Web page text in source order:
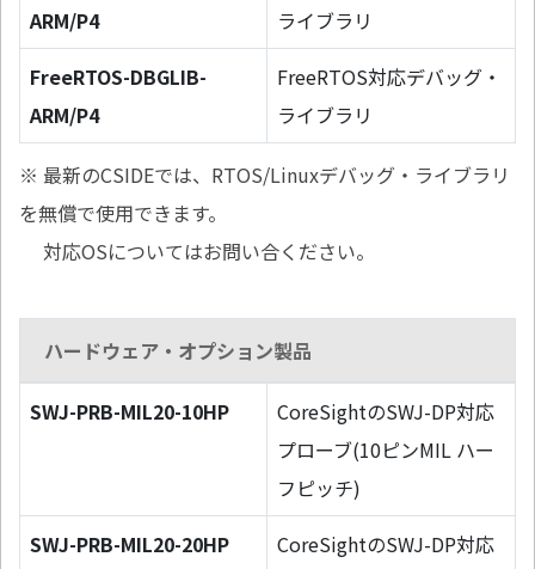
ARM/P4
ライブラリ
FreeRTOS-DBGLIB-
ARM/P4
FreeRTOS対応デバッグ・
ライブラリ
※ 最新のCSIDEでは、RTOS/Linuxデバッグ・ライブラリ
を無償で使用できます。
対応OSについてはお問い合ください。
ハードウェア・オプション製品
SWJ-PRB-MIL20-10HP
CoreSightのSWJ-DP対応
プローブ(10ピンMIL ハー
フピッチ)
SWJ-PRB-MIL20-20HP
CoreSightのSWJ-DP対応